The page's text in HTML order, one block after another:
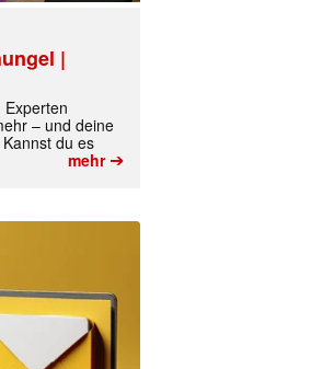
|
Experten
– und deine
du es
mehr➔